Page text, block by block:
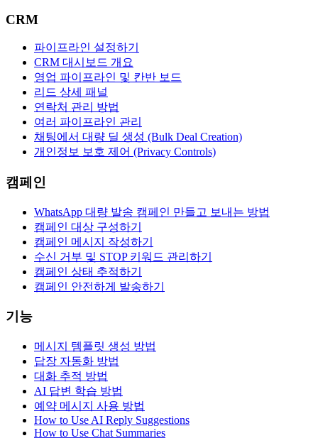
CRM
파이프라인 설정하기
CRM 대시보드 개요
영업 파이프라인 및 칸반 보드
리드 상세 패널
연락처 관리 방법
여러 파이프라인 관리
채팅에서 대량 딜 생성 (Bulk Deal Creation)
개인정보 보호 제어 (Privacy Controls)
캠페인
WhatsApp 대량 발송 캠페인 만들고 보내는 방법
캠페인 대상 구성하기
캠페인 메시지 작성하기
수신 거부 및 STOP 키워드 관리하기
캠페인 상태 추적하기
캠페인 안전하게 발송하기
기능
메시지 템플릿 생성 방법
답장 자동화 방법
대화 추적 방법
AI 답변 학습 방법
예약 메시지 사용 방법
How to Use AI Reply Suggestions
How to Use Chat Summaries